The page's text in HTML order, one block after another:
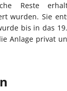
Reste
wurden. Sie
bis in das
Anlage privat